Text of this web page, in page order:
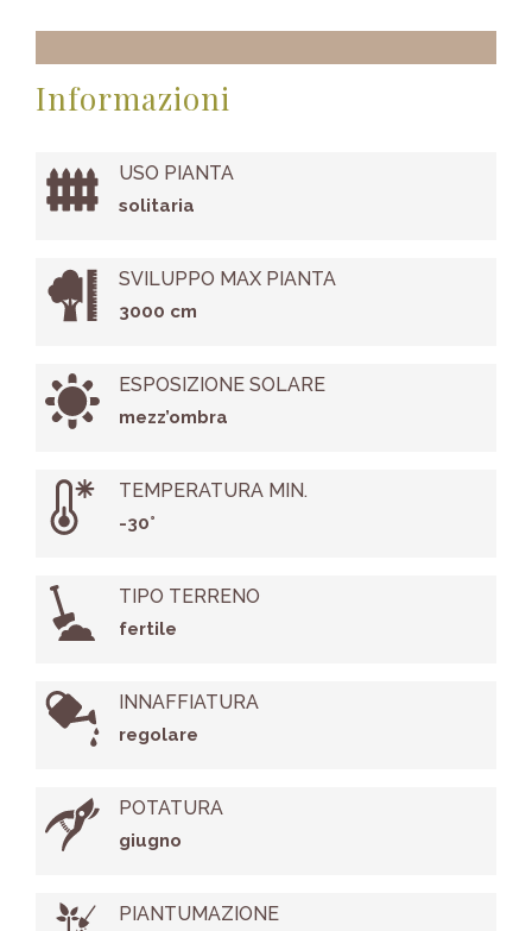
Informazioni
USO PIANTA
solitaria
SVILUPPO MAX PIANTA
3000 cm
ESPOSIZIONE SOLARE
mezz’ombra
TEMPERATURA MIN.
-30°
TIPO TERRENO
fertile
INNAFFIATURA
regolare
POTATURA
giugno
PIANTUMAZIONE